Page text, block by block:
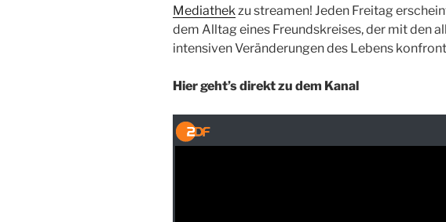
Mediathek zu streamen! Jeden Freitag
dem Alltag eines Freundskreises, der mit den
intensiven Veränderungen des Lebens
Hier geht’s direkt zu dem Kanal